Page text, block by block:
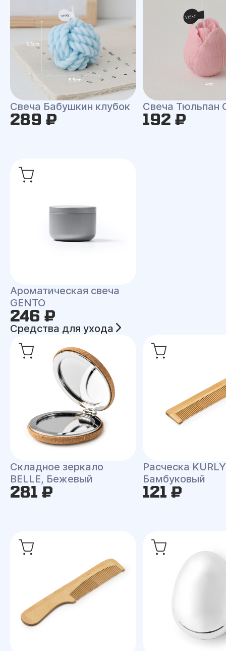
Свеча Бабушкин клубок
289 ₽
Свеча Тюльпан
192 ₽
Ароматическая свеча
GENTO
246 ₽
Средства для ухода
Складное зеркало
BELLE, Бежевый
281 ₽
Расческа
Бамбуковый
121 ₽